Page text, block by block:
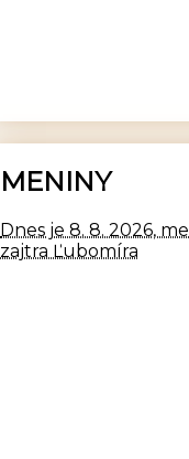
MENINY
Dnes je 8. 8. 2026,
zajtra Ľubomíra